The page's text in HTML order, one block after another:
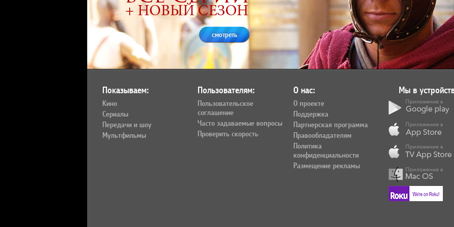
смотреть
Показываем:
Кино
Сериалы
Передачи и шоу
Мультфильмы
Пользователям:
Пользовательское
соглашение
Часто задаваемые вопросы
Проверить скорость
О нас:
О проекте
Поддержка
Партнерская программа
Правообладателям
Политика
конфиденциальности
Размещение рекламы
Мы в